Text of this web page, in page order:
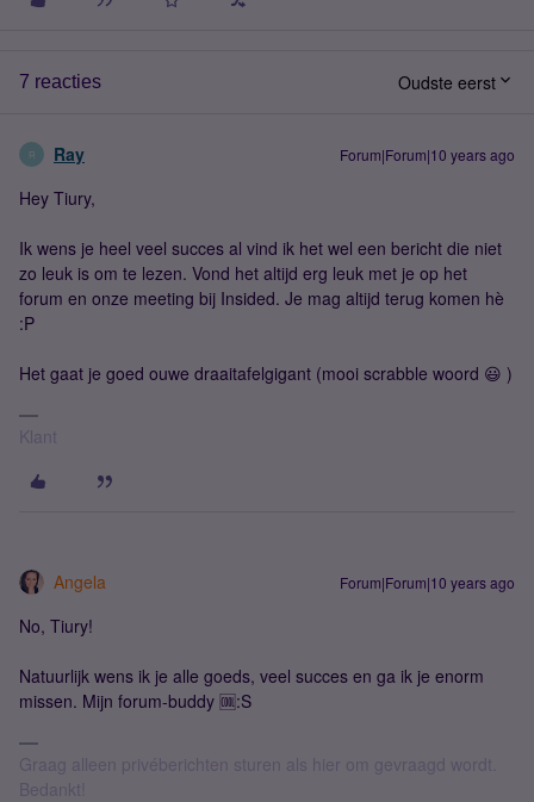
7 reacties Oudste eerst
R Ray Forum|Forum|10 years ago
Hey Tiury,
Ik wens je heel veel succes al vind ik het wel een bericht die niet
zo leuk is om te lezen. Vond het altijd erg leuk met je op het
forum en onze meeting bij Insided. Je mag altijd terug komen hè
:P
Het gaat je goed ouwe draaitafelgigant (mooi scrabble woord 😃 )
Klant
Angela Forum|Forum|10 years ago
No, Tiury!
Natuurlijk wens ik je alle goeds, veel succes en ga ik je enorm
missen. Mijn forum-buddy 🆒:S
Graag alleen privéberichten sturen als hier om gevraagd wordt.
Bedankt!